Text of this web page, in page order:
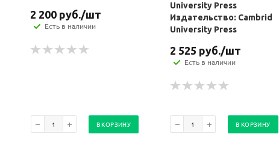
2 200 руб./шт
Есть в наличии
В КОРЗИНУ
University Press
Издательство: Cambridge
University Press
2 525 руб./шт
Есть в наличии
В КОРЗИНУ